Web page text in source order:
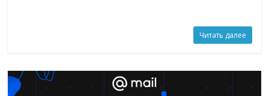
Читать далее